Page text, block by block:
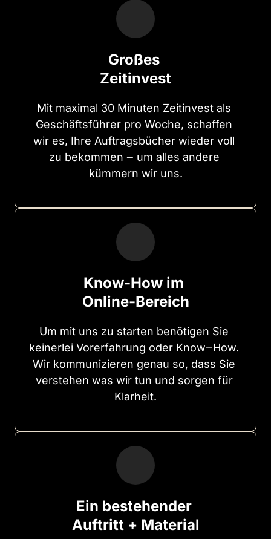
Großes
Zeitinvest
Mit maximal 30 Minuten Zeitinvest
Geschäftsführer pro Woche,
wir es, Ihre Auftragsbücher wieder
zu bekommen ‒ um alles
kümmern wir uns.
Know-How im
Online-Bereich
Um mit uns zu starten benötigen
keinerlei Vorerfahrung oder Know‒
Wir kommunizieren genau so, dass
verstehen was wir tun und sorgen
für
Klarheit.
Ein bestehender
Auftritt + Material